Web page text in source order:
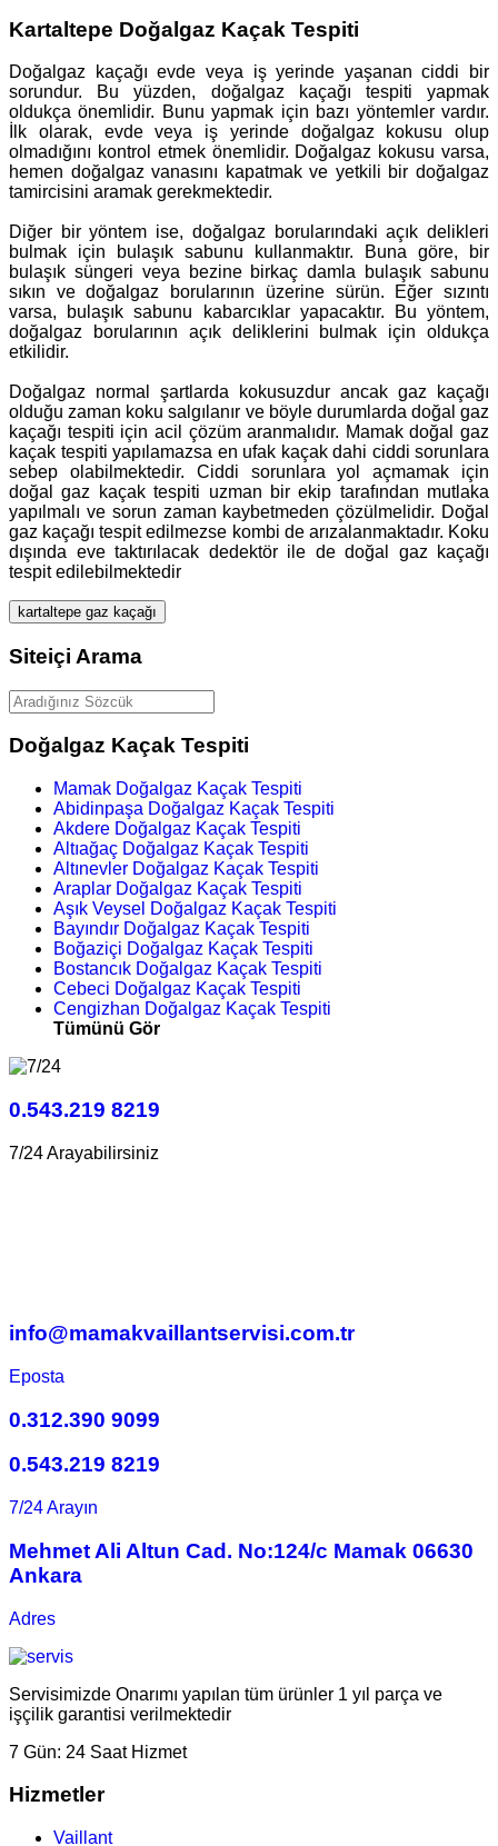
Kartaltepe Doğalgaz Kaçak Tespiti
Doğalgaz kaçağı evde veya iş yerinde yaşanan ciddi bir
sorundur. Bu yüzden, doğalgaz kaçağı tespiti yapmak
oldukça önemlidir. Bunu yapmak için bazı yöntemler vardır.
İlk olarak, evde veya iş yerinde doğalgaz kokusu olup
olmadığını kontrol etmek önemlidir. Doğalgaz kokusu varsa,
hemen doğalgaz vanasını kapatmak ve yetkili bir doğalgaz
tamircisini aramak gerekmektedir.
Diğer bir yöntem ise, doğalgaz borularındaki açık delikleri
bulmak için bulaşık sabunu kullanmaktır. Buna göre, bir
bulaşık süngeri veya bezine birkaç damla bulaşık sabunu
sıkın ve doğalgaz borularının üzerine sürün. Eğer sızıntı
varsa, bulaşık sabunu kabarcıklar yapacaktır. Bu yöntem,
doğalgaz borularının açık deliklerini bulmak için oldukça
etkilidir.
Doğalgaz normal şartlarda kokusuzdur ancak gaz kaçağı
olduğu zaman koku salgılanır ve böyle durumlarda doğal gaz
kaçağı tespiti için acil çözüm aranmalıdır. Mamak doğal gaz
kaçak tespiti yapılamazsa en ufak kaçak dahi ciddi sorunlara
sebep olabilmektedir. Ciddi sorunlara yol açmamak için
doğal gaz kaçak tespiti uzman bir ekip tarafından mutlaka
yapılmalı ve sorun zaman kaybetmeden çözülmelidir. Doğal
gaz kaçağı tespit edilmezse kombi de arızalanmaktadır. Koku
dışında eve taktırılacak dedektör ile de doğal gaz kaçağı
tespit edilebilmektedir
kartaltepe gaz kaçağı
Siteiçi Arama
Doğalgaz Kaçak Tespiti
Mamak Doğalgaz Kaçak Tespiti
Abidinpaşa Doğalgaz Kaçak Tespiti
Akdere Doğalgaz Kaçak Tespiti
Altıağaç Doğalgaz Kaçak Tespiti
Altınevler Doğalgaz Kaçak Tespiti
Araplar Doğalgaz Kaçak Tespiti
Aşık Veysel Doğalgaz Kaçak Tespiti
Bayındır Doğalgaz Kaçak Tespiti
Boğaziçi Doğalgaz Kaçak Tespiti
Bostancık Doğalgaz Kaçak Tespiti
Cebeci Doğalgaz Kaçak Tespiti
Cengizhan Doğalgaz Kaçak Tespiti
Tümünü Gör
0.543.219 8219
7/24 Arayabilirsiniz
info@mamakvaillantservisi.com.tr
Eposta
0.312.390 9099
0.543.219 8219
7/24 Arayın
Mehmet Ali Altun Cad. No:124/c Mamak 06630
Ankara
Adres
Servisimizde Onarımı yapılan tüm ürünler 1 yıl parça ve
işçilik garantisi verilmektedir
7 Gün: 24 Saat Hizmet
Hizmetler
Vaillant